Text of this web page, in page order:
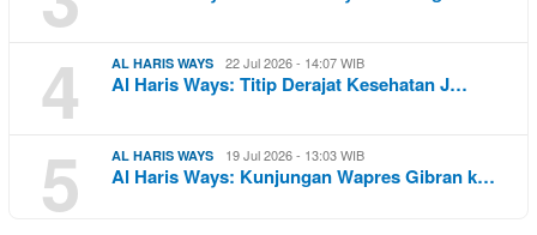
4 AL HARIS WAYS 22 Jul 2026 - 14:07 WIB
Al Haris Ways: Titip Derajat Kesehatan J…
5 AL HARIS WAYS 19 Jul 2026 - 13:03 WIB
Al Haris Ways: Kunjungan Wapres Gibran k…